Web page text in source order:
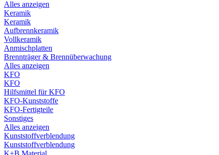
Alles anzeigen
Keramik
Keramik
Aufbrennkeramik
Vollkeramik
Anmischplatten
Brennträger & Brennüberwachung
Alles anzeigen
KFO
KFO
Hilfsmittel für KFO
KFO-Kunststoffe
KFO-Fertigteile
Sonstiges
Alles anzeigen
Kunststoffverblendung
Kunststoffverblendung
K+B Material